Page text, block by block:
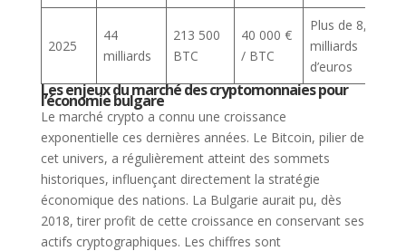
2025
44
milliards
213 500
BTC
40 000 €
/ BTC
Plus de 8,5
milliards
d’euros
Les enjeux du marché des cryptomonnaies pour
l’économie bulgare
Le marché crypto a connu une croissance
exponentielle ces dernières années. Le Bitcoin, pilier de
cet univers, a régulièrement atteint des sommets
historiques, influençant directement la stratégie
économique des nations. La Bulgarie aurait pu, dès
2018, tirer profit de cette croissance en conservant ses
actifs cryptographiques. Les chiffres sont